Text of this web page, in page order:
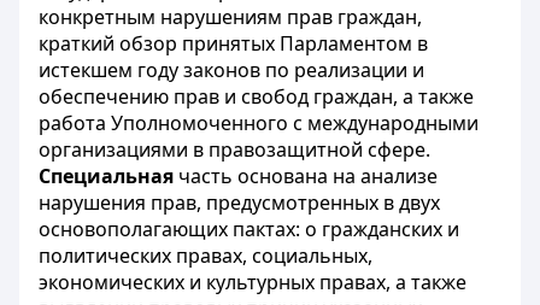
конкретным нарушениям прав граждан,
краткий обзор принятых Парламентом в
истекшем году законов по реализации и
обеспечению прав и свобод граждан, а также
работа Уполномоченного с международными
организациями в правозащитной сфере.
Специальная часть основана на анализе
нарушения прав, предусмотренных в двух
основополагающих пактах: о гражданских и
политических правах, социальных,
экономических и культурных правах, а также